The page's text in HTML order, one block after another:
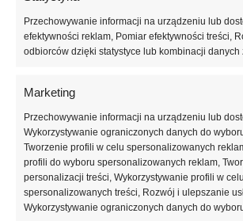
Przechowywanie informacji na urządzeniu lub
efektywności reklam, Pomiar efektywności treści,
odbiorców dzięki statystyce lub kombinacji danych
Marketing
Przechowywanie informacji na urządzeniu lub
Wykorzystywanie ograniczonych danych do
Tworzenie profili w celu spersonalizowanych
profili do wyboru spersonalizowanych reklam,
personalizacji treści, Wykorzystywanie profili w
spersonalizowanych treści, Rozwój i ulepszanie
Wykorzystywanie ograniczonych danych do
Grubość płyt frezowanych:50, 60, 80, 100,
Wykończenie krawędzi:frezowane na
[W/(m.K)]
Wytrzymałość na zginanie≥200 kPa,
Naprężenie ściskające przy 10%
bciążenie użytkowe do 4,5 t/m2
Długotrwała nasiąkliwość wodą po 28 dniach
Absorpcja wody przy długotrwałej dyfuzji